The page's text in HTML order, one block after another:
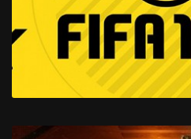
Iron Front D-